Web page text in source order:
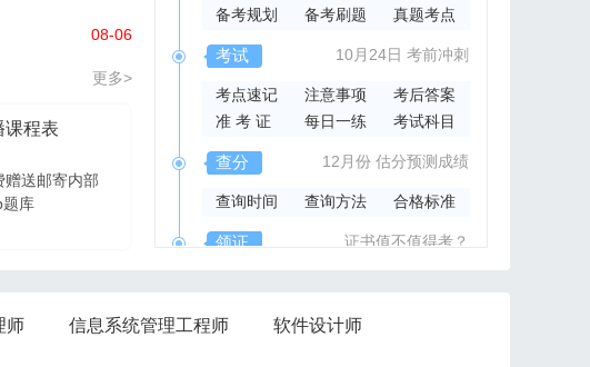
08-06
更多>
课程表
赠送邮寄内部
题库
2026年系规内部辅导资料
报班免费邮寄辅导资料
信管网精心组编资料集
备考规划
备考刷题 真题考点
考试 10月24日 考前冲刺
考点速记 注意事项
考后答案
准 考 证
每日一练 考试科目
查分 12月份 估分预测成绩
查询时间 查询方法 合格标准
领证 证书值不值得考？
师 信息系统管理工程师 软件设计师